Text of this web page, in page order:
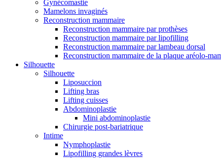
Gynécomastie
Mamelons invaginés
Reconstruction mammaire
Reconstruction mammaire par prothèses
Reconstruction mammaire par lipofilling
Reconstruction mammaire par lambeau dorsal
Reconstruction mammaire de la plaque aréolo-
Silhouette
Silhouette
Liposuccion
Lifting bras
Lifting cuisses
Abdominoplastie
Mini abdominoplastie
Chirurgie post-bariatrique
Intime
Nymphoplastie
Lipofilling grandes lèvres